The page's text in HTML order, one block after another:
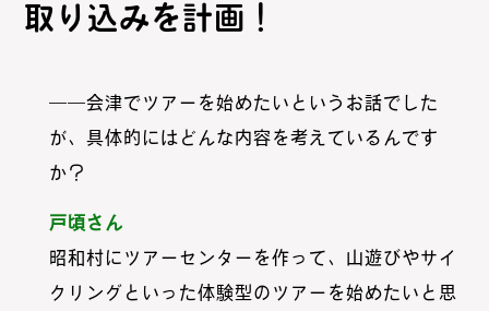
取り込みを計画！
――会津でツアーを始めたいというお話でした
が、具体的にはどんな内容を考えているんです
か？
戸頃さん
昭和村にツアーセンターを作って、山遊びやサイ
クリングといった体験型のツアーを始めたいと思